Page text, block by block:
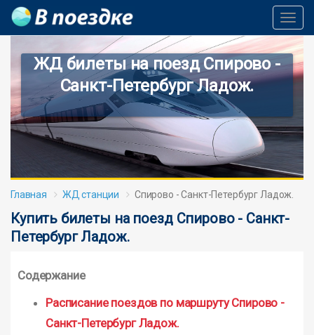
ЖД билеты на поезд Спирово -
Санкт-Петербург Ладож.
Главная ЖД станции Спирово - Санкт-Петербург Ладож.
Купить билеты на поезд Спирово - Санкт-
Петербург Ладож.
Содержание
Расписание поездов по маршруту Спирово -
Санкт-Петербург Ладож.